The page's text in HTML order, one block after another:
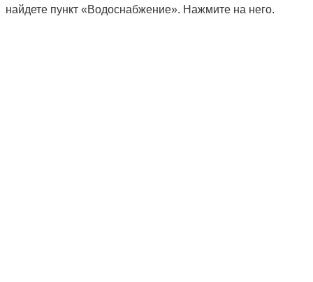
найдете пункт «Водоснабжение». Нажмите на него.